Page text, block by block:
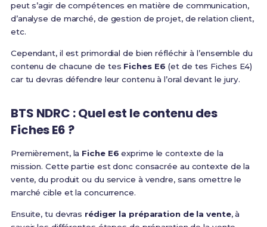
peut s’agir de compétences en matière de communication,
d’analyse de marché, de gestion de projet, de relation client,
etc.
Cependant, il est primordial de bien réfléchir à l’ensemble du
contenu de chacune de tes Fiches E6 (et de tes Fiches E4)
car tu devras défendre leur contenu à l’oral devant le jury.
BTS NDRC : Quel est le contenu des
Fiches E6 ?
Premièrement, la Fiche E6 exprime le contexte de la
mission. Cette partie est donc consacrée au contexte de la
vente, du produit ou du service à vendre, sans omettre le
marché cible et la concurrence.
Ensuite, tu devras rédiger la préparation de la vente, à